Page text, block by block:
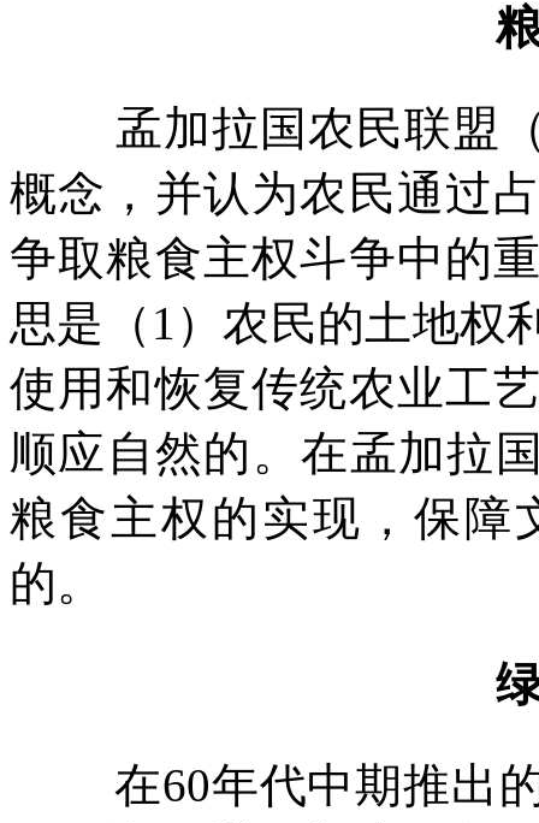
孟加拉国农民联盟
概念，并认为农民通过
争取粮食主权斗争中的
思是（ 1 ）农民的土地权
使用和恢复传统农业工
顺应自然的。在孟加拉
粮食主权的实现，保障
的。
在60年代中期推出